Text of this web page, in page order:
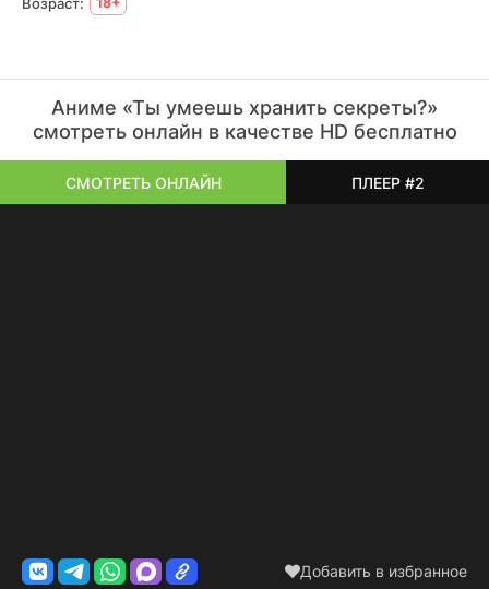
Аниме «Ты умеешь хранить секреты?»
смотреть онлайн в качестве HD бесплатно
СМОТРЕТЬ ОНЛАЙН ПЛЕЕР #2
Добавить в избранное